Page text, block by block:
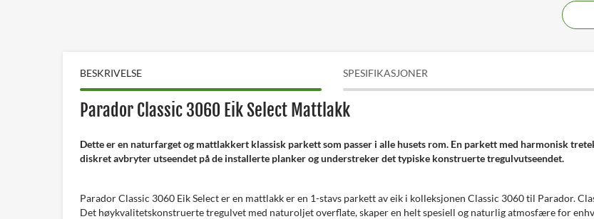
BESKRIVELSE SPESIFIKASJONER
Parador Classic 3060 Eik Select Mattlakk
Dette er en naturfarget og mattlakkert klassisk parkett som passer i alle husets rom. En parkett med harmonisk
diskret avbryter utseendet på de installerte planker og understreker det typiske konstruerte tregulvutseendet.
Parador Classic 3060 Eik Select er en mattlakk er en 1-stavs parkett av eik i kolleksjonen Classic 3060 til Parador.
Det høykvalitetskonstruerte tregulvet med naturoljet overflate, skaper en helt spesiell og naturlig atmosfære for